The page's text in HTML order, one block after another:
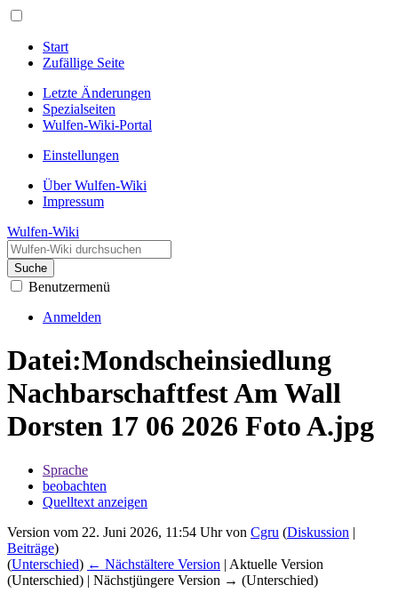
Start
Zufällige Seite
Letzte Änderungen
Spezialseiten
Wulfen-Wiki-Portal
Einstellungen
Über Wulfen-Wiki
Impressum
Wulfen-Wiki
Suche
Benutzermenü
Anmelden
Datei:Mondscheinsiedlung
Nachbarschaftfest Am Wall
Dorsten 17 06 2026 Foto A.jpg
Sprache
beobachten
Quelltext anzeigen
Version vom 22. Juni 2026, 11:54 Uhr von Cgru (Diskussion |
Beiträge)
(Unterschied) ← Nächstältere Version | Aktuelle Version
(Unterschied) | Nächstjüngere Version → (Unterschied)